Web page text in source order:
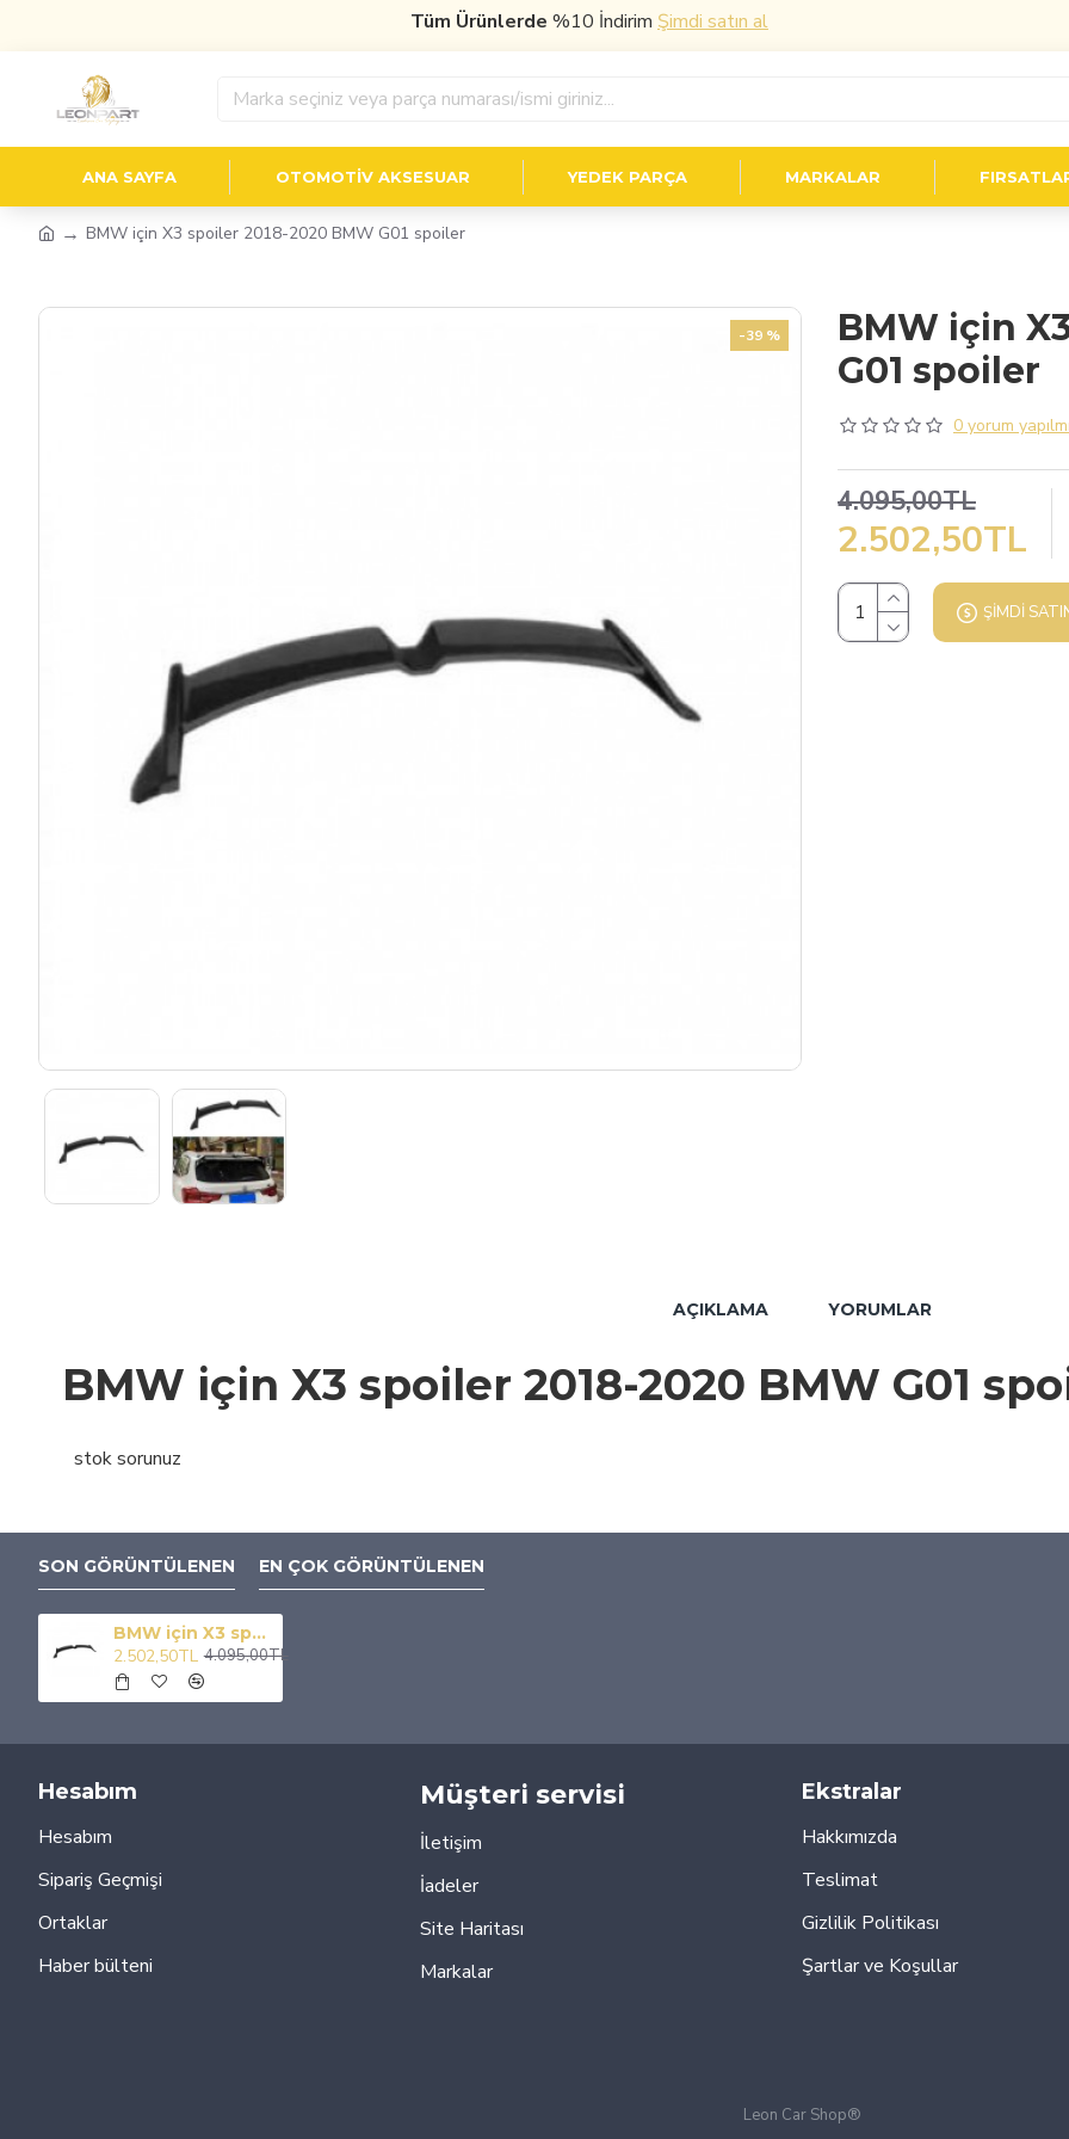
Tüm Ürünlerde%10 İndirimŞimdi satın al
ANA SAYFA OTOMOTIV AKSESUAR YEDEK PARÇA MARKALAR
BMW için X3 spoiler 2018-2020 BMW G01 spoiler
-39 %
BMW için
G01 spoiler
0 yorum
2.502,50TL
4.095,00TL
ŞIMDI
AÇIKLAMA YORUMLAR
BMW için X3 spoiler 2018-2020 BMW G01
stok sorunuz
SON GÖRÜNTÜLENEN EN ÇOK GÖRÜNTÜLENEN
BMW için X3 spoiler 2018-2020 BMW G01 spoiler
2.502,50TL 4.095,00TL
Hesabım
Hesabım
Sipariş Geçmişi
Ortaklar
Haber bülteni
Müşteri servisi
İletişim
İadeler
Site Haritası
Markalar
Ekstralar
Hakkımızda
Teslimat
Gizlilik Politikası
Şartlar ve Koşullar
Leon Car Shop®